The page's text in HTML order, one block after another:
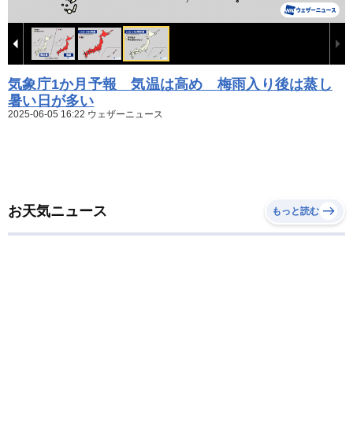
気象庁1か月予報 気温は高め 梅雨入り後は蒸し
暑い日が多い
2025-06-05 16:22 ウェザーニュース
お天気ニュース もっと読む